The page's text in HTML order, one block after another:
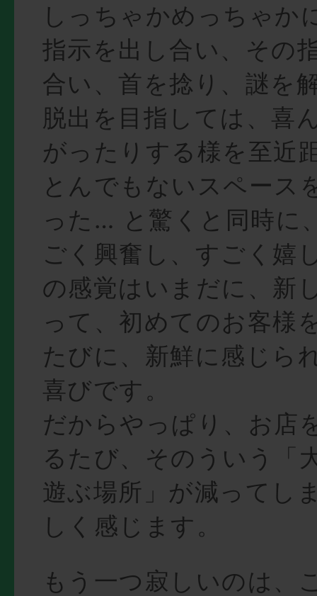
しっちゃかめっちゃか
指示を出し合い、その
合い、首を捻り、謎を
脱出を目指しては、喜
がったりする様を至近
とんでもないスペース
った… と驚くと同時に
ごく興奮し、すごく嬉
の感覚はいまだに、新
って、初めてのお客様
たびに、新鮮に感じら
喜びです。
だからやっぱり、お店
るたび、そのういう「
遊ぶ場所」が減ってし
しく感じます。
もう一つ寂しいのは、